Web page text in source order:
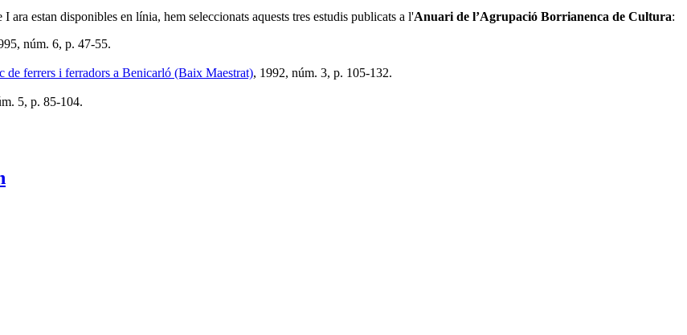
estan disponibles en línia, hem seleccionats aquests tres estudis publicats a l'Anuari de l’Agrupació Borrianenca de Cultura:
núm. 6, p. 47-55.
de ferrers i ferradors a Benicarló (Baix Maestrat), 1992, núm. 3, p. 105-132.
5, p. 85-104.